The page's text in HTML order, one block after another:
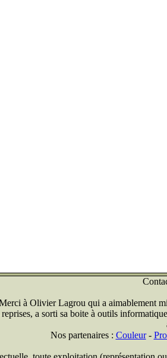
à Olivier Lagrou qui a aimablement
a sorti sa boite à outils
Nos partenaires : Couleur-